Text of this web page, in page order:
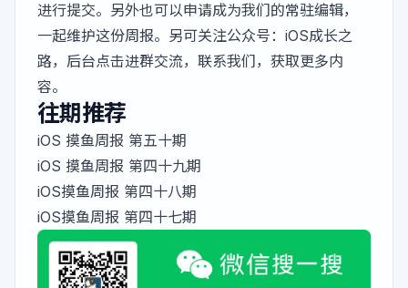
进行提交。另外也可以申请成为我们的常驻编辑，
一起维护这份周报。另可关注公众号：iOS成长之
路，后台点击进群交流，联系我们，获取更多内
容。
往期推荐
iOS 摸鱼周报 第五十期
iOS 摸鱼周报 第四十九期
iOS摸鱼周报 第四十八期
iOS摸鱼周报 第四十七期